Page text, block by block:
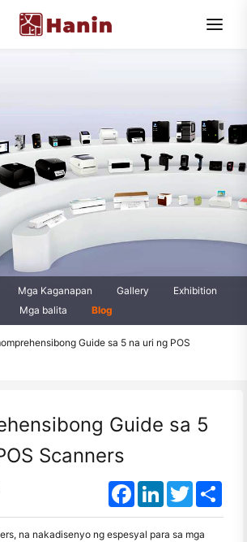
Mga Kaganapan Gallery
Exhibition
Mga balita
Blog
Guide sa 5 na uri ng POS
Guide sa 5
Scanners
FacebookLinkedInTwitter
na nakadisenyo ng espesyal para sa mga